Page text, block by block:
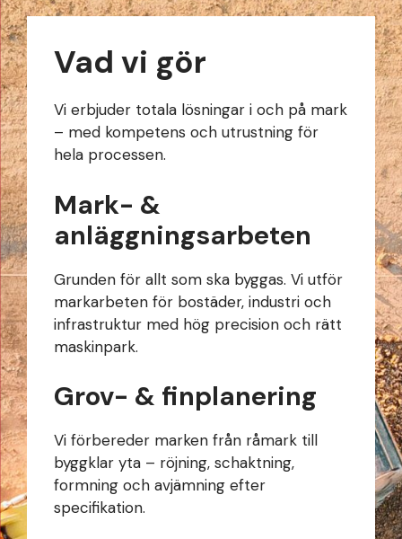
Vad vi gör
Vi erbjuder totala lösningar i och på mark
– med kompetens och utrustning för
hela processen.
Mark- &
anläggningsarbeten
Grunden för allt som ska byggas. Vi utför
markarbeten för bostäder, industri och
infrastruktur med hög precision och rätt
maskinpark.
Grov- & finplanering
Vi förbereder marken från råmark till
byggklar yta – röjning, schaktning,
formning och avjämning efter
specifikation.